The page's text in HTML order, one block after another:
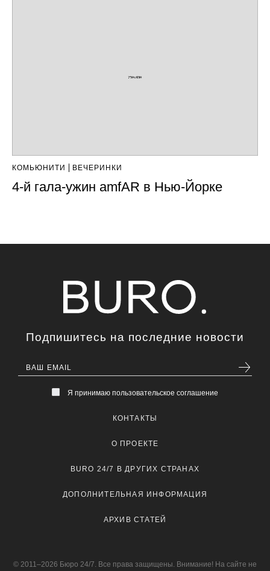
КОМЬЮНИТИ ВЕЧЕРИНКИ
4-й гала-ужин amfAR в Нью-Йорке
Подпишитесь на последние новости
Я принимаю пользовательское соглашение
КОНТАКТЫ
О ПРОЕКТЕ
BURO 24/7 В ДРУГИХ СТРАНАХ
ДОПОЛНИТЕЛЬНАЯ ИНФОРМАЦИЯ
АРХИВ СТАТЕЙ
© 2011–2026 Бюро 24/7. Все права защищены. Внимание! На сайте не